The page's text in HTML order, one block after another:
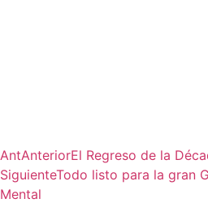
AntAnteriorEl Regreso de la
SiguienteTodo listo para la gran
Mental